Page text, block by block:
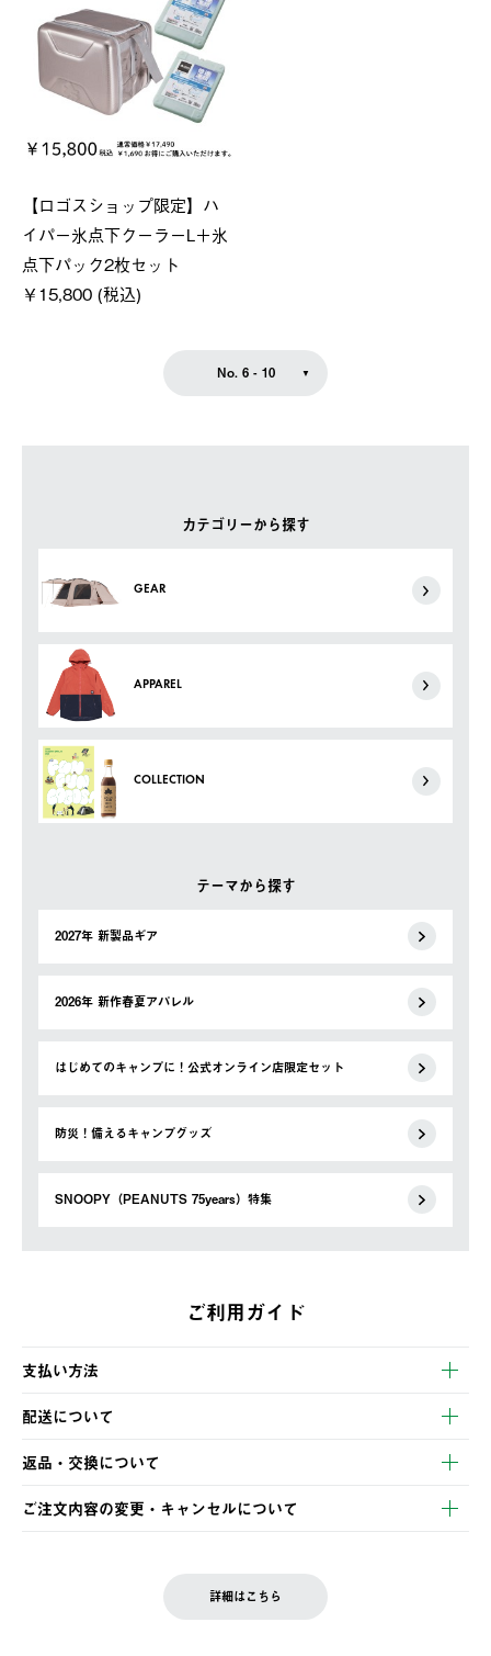
カテゴリーから探す
GEAR
APPAREL
COLLECTION
テーマから探す
2027年 新製品ギア
2026年 新作春夏アパレル
はじめてのキャンプに！公式オンライン店限定セット
防災！備えるキャンプグッズ
SNOOPY（PEANUTS 75years）特集
【ロゴスショップ限定】ハ
イパー氷点下クーラーL＋氷
点下パック2枚セット
￥15,800 (税込)
No. 6 - 10
ご利用ガイド
支払い方法
以下のいずれかの方法でお支払いいただけます。
・クレジットカード決済
・コンビニ決済
・Pay-easy決済
配送について
【発送スケジュール】
ご注文・ご入金完了より2営業日以内に商品を発送いたします。
土日祝の発送はございませんので、木曜日以降のご注文は週明け
の発送となる場合がございます。
返品・交換について
※お客様都合の場合
お客様都合の返品にかかる送料は、お客様ご負担とさせていただ
ご注文内容の変更・キャンセルについて
LOGOS FAMILY会員の方は、会員マイページ内 購入履歴画面に
詳細はこちら